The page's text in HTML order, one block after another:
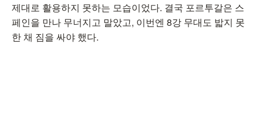
제대로 활용하지 못하는 모습이었다. 결국 포르투갈은 스
페인을 만나 무너지고 말았고, 이번엔 8강 무대도 밟지 못
한 채 짐을 싸야 했다.